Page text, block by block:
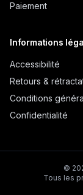
Paiement
Informations
Accessibilité
Retours &
Conditions
Confidentialité
©
Tous les